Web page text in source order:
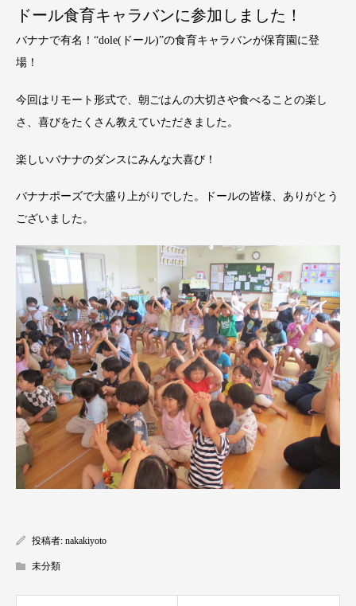
ドール食育キャラバンに参加しました！
バナナで有名！“dole(ドール)”の食育キャラバンが保育園に登
場！
今回はリモート形式で、朝ごはんの大切さや食べることの楽し
さ、喜びをたくさん教えていただきました。
楽しいバナナのダンスにみんな大喜び！
バナナポーズで大盛り上がりでした。ドールの皆様、ありがとう
ございました。
投稿者: nakakiyoto
未分類